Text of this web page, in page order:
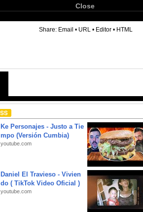
Close
Share: Email • URL • Editor • HTML
Ke Personajes - Justo a Tie
mpo (Versión Cumbia)
youtube.com
Daniel El Travieso - Vivien
do ( TikTok Video Oficial )
youtube.com